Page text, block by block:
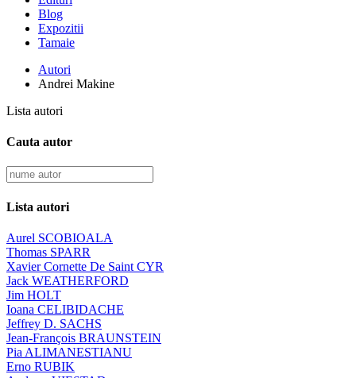
Blog
Expozitii
Tamaie
Autori
Andrei Makine
Lista autori
Cauta autor
Lista autori
Aurel SCOBIOALA
Thomas SPARR
Xavier Cornette De Saint CYR
Jack WEATHERFORD
Jim HOLT
Ioana CELIBIDACHE
Jeffrey D. SACHS
Jean-François BRAUNSTEIN
Pia ALIMANESTIANU
Erno RUBIK